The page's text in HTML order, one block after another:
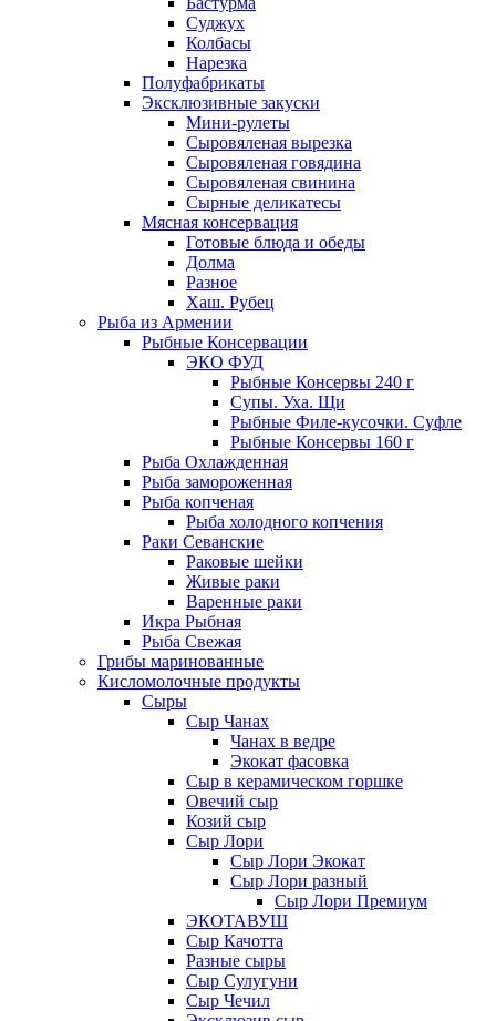
Суджух
Колбасы
Нарезка
Полуфабрикаты
Эксклюзивные закуски
Мини-рулеты
Сыровяленая вырезка
Сыровяленая говядина
Сыровяленая свинина
Сырные деликатесы
Мясная консервация
Готовые блюда и обеды
Долма
Разное
Хаш. Рубец
Рыба из Армении
Рыбные Консервации
ЭКО ФУД
Рыбные Консервы 240 г
Супы. Уха. Щи
Рыбные Филе-кусочки. Суфле
Рыбные Консервы 160 г
Рыба Охлажденная
Рыба замороженная
Рыба копченая
Рыба холодного копчения
Раки Севанские
Раковые шейки
Живые раки
Варенные раки
Икра Рыбная
Рыба Свежая
Грибы маринованные
Кисломолочные продукты
Сыры
Сыр Чанах
Чанах в ведре
Экокат фасовка
Сыр в керамическом горшке
Овечий сыр
Козий сыр
Сыр Лори
Сыр Лори Экокат
Сыр Лори разный
Сыр Лори Премиум
ЭКОТАВУШ
Сыр Качотта
Разные сыры
Сыр Сулугуни
Сыр Чечил